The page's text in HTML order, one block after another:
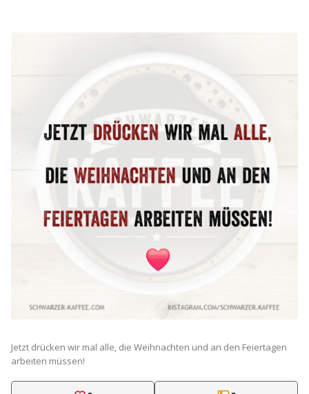
Jetzt drücken wir mal alle, die Weihnachten und an den Feiertagen
arbeiten müssen!